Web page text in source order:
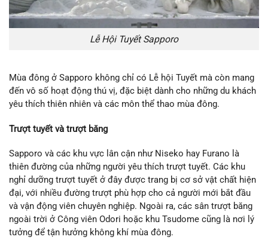
Lễ Hội Tuyết Sapporo
Mùa đông ở Sapporo không chỉ có Lễ hội Tuyết mà còn mang
đến vô số hoạt động thú vị, đặc biệt dành cho những du khách
yêu thích thiên nhiên và các môn thể thao mùa đông.
Trượt tuyết và trượt băng
Sapporo và các khu vực lân cận như Niseko hay Furano là
thiên đường của những người yêu thích trượt tuyết. Các khu
nghỉ dưỡng trượt tuyết ở đây được trang bị cơ sở vật chất hiện
đại, với nhiều đường trượt phù hợp cho cả người mới bắt đầu
và vận động viên chuyên nghiệp. Ngoài ra, các sân trượt băng
ngoài trời ở Công viên Odori hoặc khu Tsudome cũng là nơi lý
tưởng để tận hưởng không khí mùa đông.